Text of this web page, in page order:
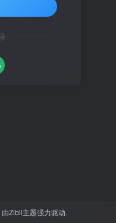
由Zibll主题强力驱动.